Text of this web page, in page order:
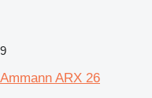
9
Ammann ARX 26